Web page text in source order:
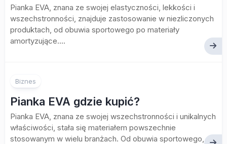
Pianka EVA, znana ze swojej elastyczności, lekkości i
wszechstronności, znajduje zastosowanie w niezliczonych
produktach, od obuwia sportowego po materiały
amortyzujące....
Biznes
Pianka EVA gdzie kupić?
Pianka EVA, znana ze swojej wszechstronności i unikalnych
właściwości, stała się materiałem powszechnie
stosowanym w wielu branżach. Od obuwia sportowego,...